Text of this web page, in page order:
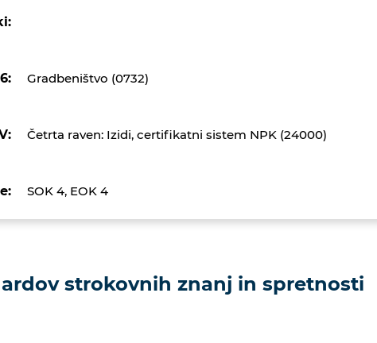
Gradbeništvo (0732)
Četrta raven: Izidi, certifikatni sistem NPK (24000)
SOK 4, EOK 4
strokovnih znanj in spretnosti